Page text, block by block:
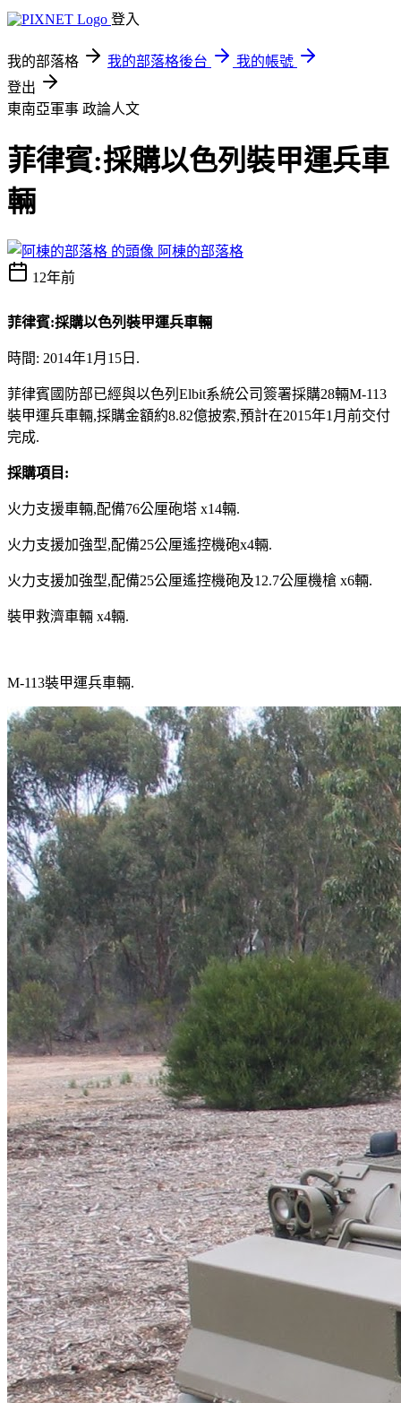
登入
我的部落格 我的部落格後台
我的帳號
登出
東南亞軍事 政論人文
菲律賓:採購以色列裝甲運兵車
輛
阿棟的部落格
12年前
菲律賓:採購以色列裝甲運兵車輛
時間: 2014年1月15日.
菲律賓國防部已經與以色列Elbit系統公司簽署採購28輛M-113
裝甲運兵車輛,採購金額約8.82億披索,預計在2015年1月前交付
完成.
採購項目:
火力支援車輛,配備76公厘砲塔 x14輛.
火力支援加強型,配備25公厘遙控機砲x4輛.
火力支援加強型,配備25公厘遙控機砲及12.7公厘機槍 x6輛.
裝甲救濟車輛 x4輛.
M-113裝甲運兵車輛.